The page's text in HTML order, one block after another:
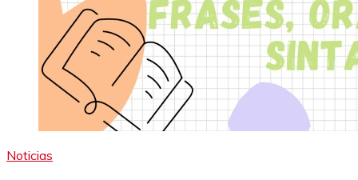
Noticias